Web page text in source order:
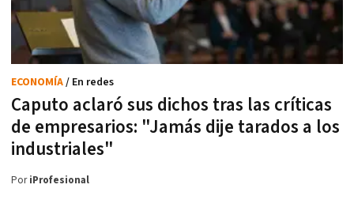
Caputo aclaró sus dichos tras las críticas
de empresarios: "Jamás dije tarados a los
industriales"
ECONOMÍA/ En redes
PoriProfesional